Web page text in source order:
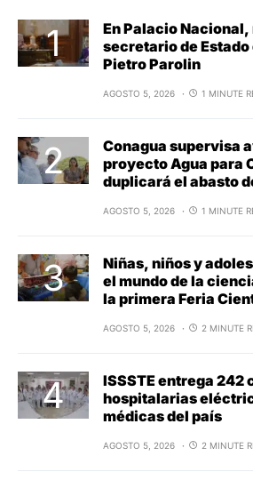
En Palacio
secretario de
Pietro Parolin
AGOSTO 5, 2026 1 MINUTE
Conagua supervisa
proyecto Agua para
duplicará el abasto
AGOSTO 5, 2026 1 MINUTE
Niñas, niños y
el mundo de la
la primera Feria
AGOSTO 5, 2026 2 MINUTE
ISSSTE entrega 242
hospitalarias
médicas del país
AGOSTO 5, 2026 2 MINUTE